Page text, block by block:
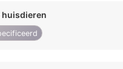
huisdieren